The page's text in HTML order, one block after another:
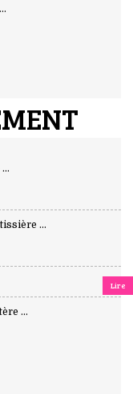
...
Lire
...